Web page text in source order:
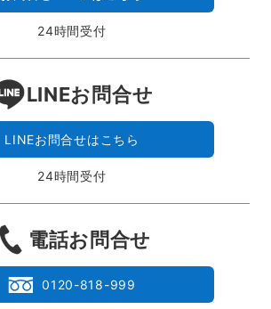
24時間受付
LINEお問合せ
LINEお問合せはこちら
24時間受付
電話お問合せ
0120-818-999